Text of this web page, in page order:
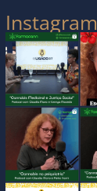
Instagram